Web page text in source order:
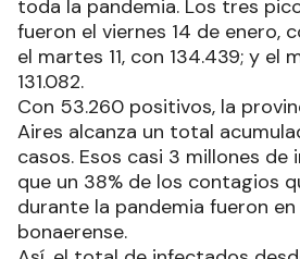
toda la pandemia. Los tres
fueron el viernes 14 de enero,
el martes 11, con 134.439; y el
131.082.
Con 53.260 positivos, la
Aires alcanza un total
casos. Esos casi 3 millones
que un 38% de los contagios
durante la pandemia fueron
bonaerense.